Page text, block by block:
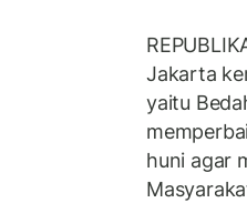
Jakarta
yaitu
huni agar